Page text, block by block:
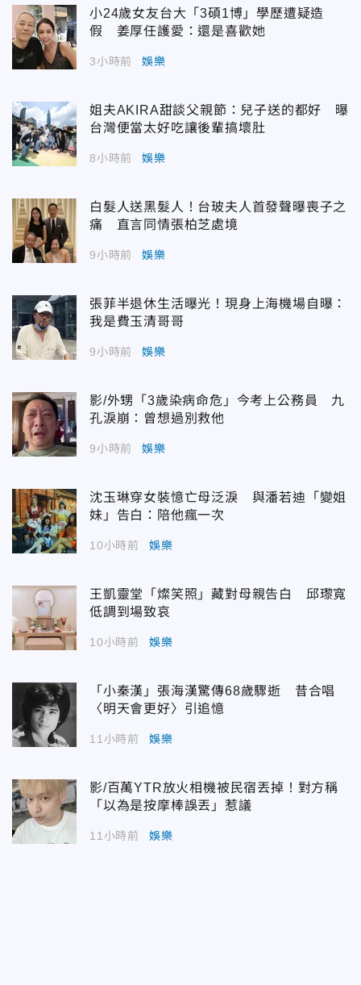
小24歲女友台大「3碩1博」學歷遭疑造
假 姜厚任護愛：還是喜歡她
3小時前 娛樂
姐夫AKIRA甜談父親節：兒子送的都好 曝
台灣便當太好吃讓後輩搞壞肚
8小時前 娛樂
白髮人送黑髮人！台玻夫人首發聲曝喪子之
痛 直言同情張柏芝處境
9小時前 娛樂
張菲半退休生活曝光！現身上海機場自曝：
我是費玉清哥哥
9小時前 娛樂
影/外甥「3歲染病命危」今考上公務員 九
孔淚崩：曾想過別救他
9小時前 娛樂
沈玉琳穿女裝憶亡母泛淚 與潘若迪「變姐
妹」告白：陪他瘋一次
10小時前 娛樂
王凱靈堂「燦笑照」藏對母親告白 邱瓈寬
低調到場致哀
10小時前 娛樂
「小秦漢」張海漢驚傳68歲驟逝 昔合唱
〈明天會更好〉引追憶
11小時前 娛樂
影/百萬YTR放火相機被民宿丟掉！對方稱
「以為是按摩棒誤丟」惹議
11小時前 娛樂